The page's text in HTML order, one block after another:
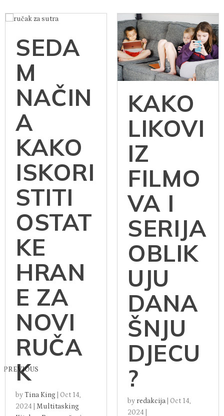
PREVIOUS
SEDA
M
NAČIN
A
KAKO
ISKORI
STITI
OSTAT
KE
HRAN
E ZA
NOVI
RUČA
K
byTina King
Oct 14,
2024
Multitasking
KAKO
LIKOVI
IZ
FILMO
VA I
SERIJA
OBLIK
UJU
DANA
ŠNJU
DJECU
?
by redakcija
Oct 14,
2024